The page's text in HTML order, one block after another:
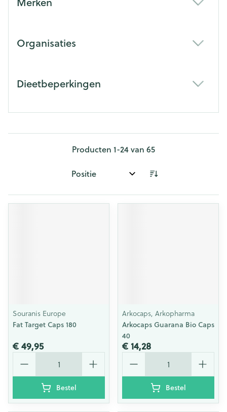
Organisaties
Dieetbeperkingen
Producten 1-24van 65
Sorteer op:
Souranis Europe
Fat Target Caps 180
€ 49,95
Aantal
Bestel
Arkocaps, Arkopharma
Arkocaps Guarana Bio Caps
40
€ 14,28
Aantal
Bestel